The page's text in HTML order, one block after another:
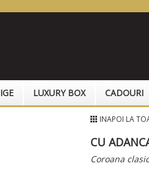
LUXURY BOX CADOURI
INAPOI LA
CU
Coroana